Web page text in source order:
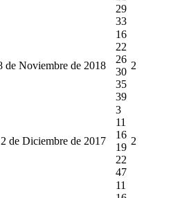
29
33
de Noviembre de 2018
16
22
26
30
35
39
2
de Diciembre de 2017
3
11
16
19
22
47
2
11